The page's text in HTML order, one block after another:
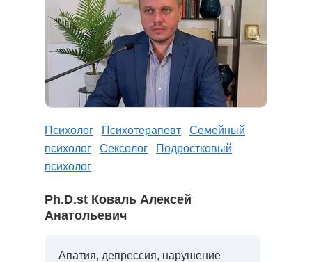
Психолог Психотерапевт
Семейный
психолог
Сексолог
Подростковый
психолог
Ph.D.st Коваль Алексей
Анатольевич
Апатия, депрессия, нарушение